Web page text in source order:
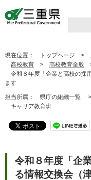
現在位置： トップページ >
高校教育 > 高校教育全般
令和８年度「企業と高校の採
ます
担当所属： 県庁の組織一覧 >
キャリア教育班
令和８年度「企
る情報交換会（